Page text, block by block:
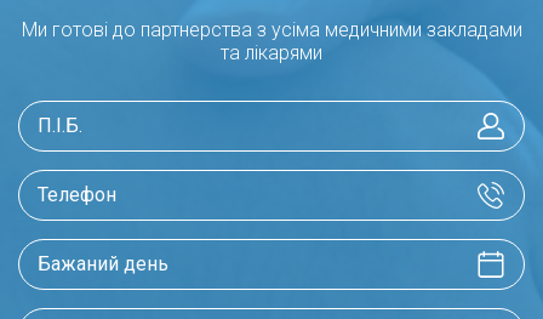
Ми готові до партнерства з усіма медичними закладами
та лікарями